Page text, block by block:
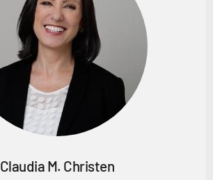
Claudia M. Christen